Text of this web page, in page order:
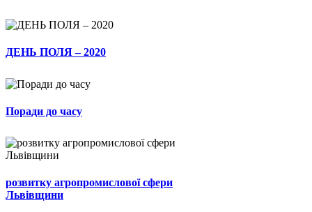
ДЕНЬ ПОЛЯ – 2020
Поради до часу
розвитку агропромислової сфери
Львівщини